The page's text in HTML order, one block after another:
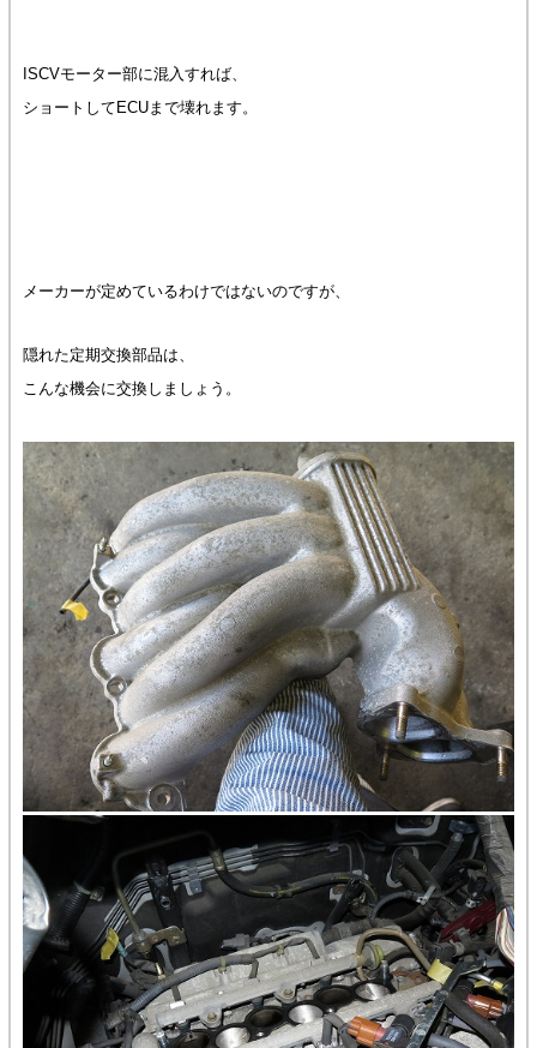
ISCVモーター部に混入すれば、
ショートしてECUまで壊れます。
メーカーが定めているわけではないのですが、
隠れた定期交換部品は、
こんな機会に交換しましょう。